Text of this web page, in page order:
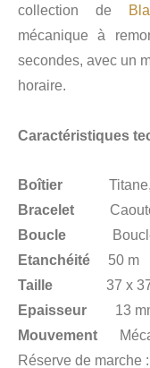
collection de
mécanique à
secondes, avec un
horaire.
Caractéristiques
Boîtier
Bracelet
Boucle
Etanchéité 50 m
Taille 37 x
Epaisseur 13
Mouvement
Réserve de marche